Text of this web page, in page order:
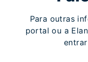
Para outras
portal ou a